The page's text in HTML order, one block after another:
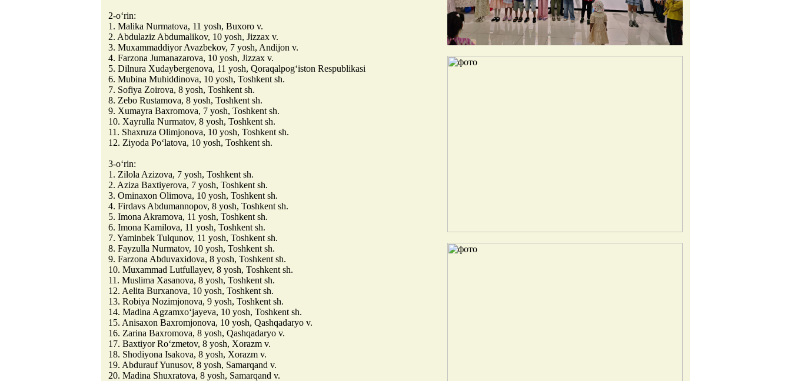
2-o‘rin:
1. Malika Nurmatova, 11 yosh, Buxoro v.
2. Abdulaziz Abdumalikov, 10 yosh, Jizzax v.
3. Muxammaddiyor Avazbekov, 7 yosh, Andijon v.
4. Farzona Jumanazarova, 10 yosh, Jizzax v.
5. Dilnura Xudaybergenova, 11 yosh, Qoraqalpog‘iston Respublikasi
6. Mubina Muhiddinova, 10 yosh, Toshkent sh.
7. Sofiya Zoirova, 8 yosh, Toshkent sh.
8. Zebo Rustamova, 8 yosh, Toshkent sh.
9. Xumayra Baxromova, 7 yosh, Toshkent sh.
10. Xayrulla Nurmatov, 8 yosh, Toshkent sh.
11. Shaxruza Olimjonova, 10 yosh, Toshkent sh.
12. Ziyoda Po‘latova, 10 yosh, Toshkent sh.
3-o‘rin:
1. Zilola Azizova, 7 yosh, Toshkent sh.
2. Aziza Baxtiyerova, 7 yosh, Toshkent sh.
3. Ominaxon Olimova, 10 yosh, Toshkent sh.
4. Firdavs Abdumannopov, 8 yosh, Toshkent sh.
5. Imona Akramova, 11 yosh, Toshkent sh.
6. Imona Kamilova, 11 yosh, Toshkent sh.
7. Yaminbek Tulqunov, 11 yosh, Toshkent sh.
8. Fayzulla Nurmatov, 10 yosh, Toshkent sh.
9. Farzona Abduvaxidova, 8 yosh, Toshkent sh.
10. Muxammad Lutfullayev, 8 yosh, Toshkent sh.
11. Muslima Xasanova, 8 yosh, Toshkent sh.
12. Aelita Burxanova, 10 yosh, Toshkent sh.
13. Robiya Nozimjonova, 9 yosh, Toshkent sh.
14. Madina Agzamxo‘jayeva, 10 yosh, Toshkent sh.
15. Anisaxon Baxromjonova, 10 yosh, Qashqadaryo v.
16. Zarina Baxromova, 8 yosh, Qashqadaryo v.
17. Baxtiyor Ro‘zmetov, 8 yosh, Xorazm v.
18. Shodiyona Isakova, 8 yosh, Xorazm v.
19. Abdurauf Yunusov, 8 yosh, Samarqand v.
20. Madina Shuxratova, 8 yosh, Samarqand v.